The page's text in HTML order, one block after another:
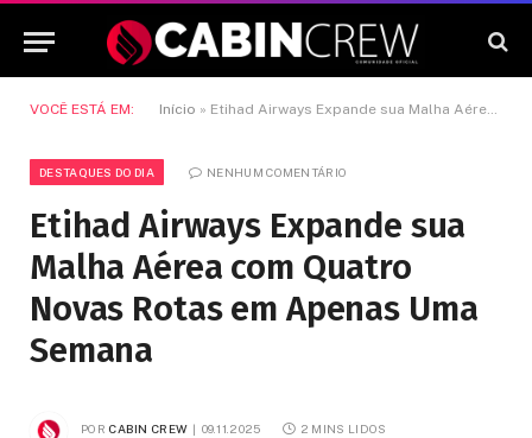
VOCÊ ESTÁ EM: Início » Etihad Airways Expande sua Malha Aérea com Quatro Novas Rotas em Apenas Uma Semana
DESTAQUES DO DIA NENHUM COMENTÁRIO
Etihad Airways Expande sua
Malha Aérea com Quatro
Novas Rotas em Apenas Uma
Semana
POR CABIN CREW 09.11.2025 2 MINS LIDOS